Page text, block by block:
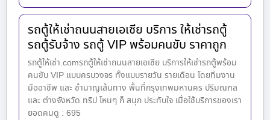
รถตู้ให้เช่าถนนสายเอเซีย บริการ ให้เช่ารถตู้
รถตู้รับจ้าง รถตู้ VIP พร้อมคนขับ ราคาถูก
รถตู้ให้เช่า.comรถตู้ให้เช่าถนนสายเอเซีย บริการให้เช่ารถตู้พร้อม
คนขับ VIP แบบครบวงจร ทั้งแบบรายวัน รายเดือน โดยทีมงาน
มืออาชีพ และ ชำนาญเส้นทาง พื้นที่กรุงเทพมหานคร ปริมณฑล
และ ต่างจังหวัด ทริป ไหนๆ ก็ สนุก ประทับใจ เมื่อใช้บริการของเรา
ยอดคนดู : 695